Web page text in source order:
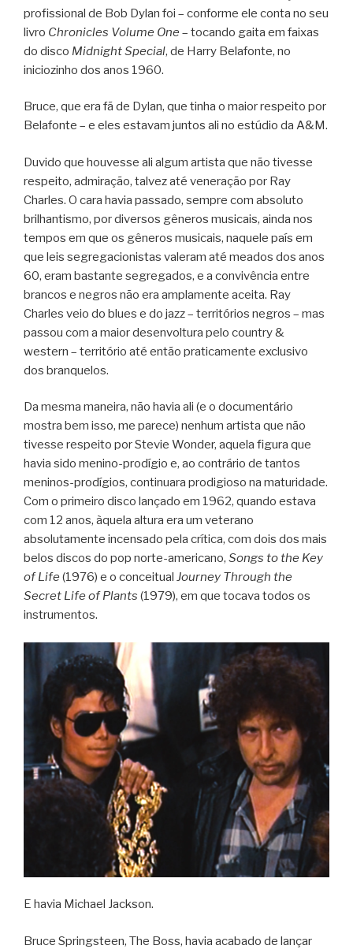
profissional de Bob Dylan foi – conforme ele conta no seu
livro Chronicles Volume One – tocando gaita em faixas
do disco Midnight Special, de Harry Belafonte, no
iniciozinho dos anos 1960.
Bruce, que era fã de Dylan, que tinha o maior respeito por
Belafonte – e eles estavam juntos ali no estúdio da A&M.
Duvido que houvesse ali algum artista que não tivesse
respeito, admiração, talvez até veneração por Ray
Charles. O cara havia passado, sempre com absoluto
brilhantismo, por diversos gêneros musicais, ainda nos
tempos em que os gêneros musicais, naquele país em
que leis segregacionistas valeram até meados dos anos
60, eram bastante segregados, e a convivência entre
brancos e negros não era amplamente aceita. Ray
Charles veio do blues e do jazz – territórios negros – mas
passou com a maior desenvoltura pelo country &
western – território até então praticamente exclusivo
dos branquelos.
Da mesma maneira, não havia ali (e o documentário
mostra bem isso, me parece) nenhum artista que não
tivesse respeito por Stevie Wonder, aquela figura que
havia sido menino-prodígio e, ao contrário de tantos
meninos-prodígios, continuara prodigioso na maturidade.
Com o primeiro disco lançado em 1962, quando estava
com 12 anos, àquela altura era um veterano
absolutamente incensado pela crítica, com dois dos mais
belos discos do pop norte-americano, Songs to the Key
of Life (1976) e o conceitual Journey Through the
Secret Life of Plants (1979), em que tocava todos os
instrumentos.
E havia Michael Jackson.
Bruce Springsteen, The Boss, havia acabado de lançar